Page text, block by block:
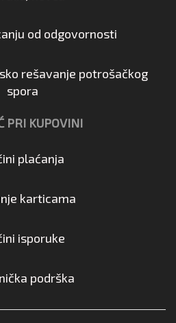
od odgovornosti
rešavanje potrošačkog
spora
PRI KUPOVINI
plaćanja
karticama
isporuke
podrška